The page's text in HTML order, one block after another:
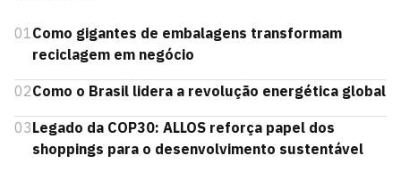
01Como gigantes de embalagens transformam
reciclagem em negócio
02Como o Brasil lidera a revolução energética global
03Legado da COP30: ALLOS reforça papel dos
shoppings para o desenvolvimento sustentável